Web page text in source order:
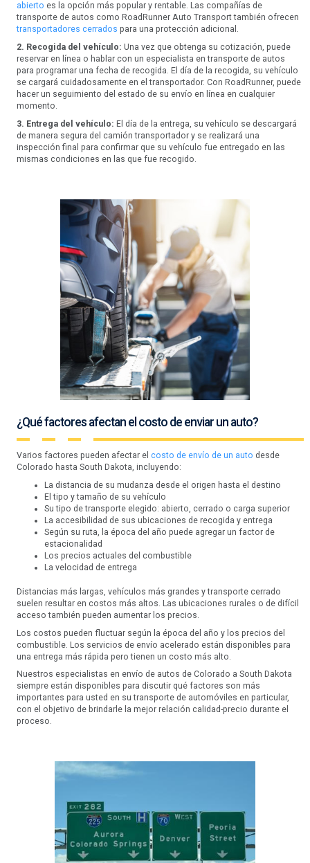
abierto es la opción más popular y rentable. Las compañías de
transporte de autos como RoadRunner Auto Transport también ofrecen
transportadores cerrados para una protección adicional.
2. Recogida del vehículo: Una vez que obtenga su cotización, puede
reservar en línea o hablar con un especialista en transporte de autos
para programar una fecha de recogida. El día de la recogida, su vehículo
se cargará cuidadosamente en el transportador. Con RoadRunner, puede
hacer un seguimiento del estado de su envío en línea en cualquier
momento.
3. Entrega del vehículo: El día de la entrega, su vehículo se descargará
de manera segura del camión transportador y se realizará una
inspección final para confirmar que su vehículo fue entregado en las
mismas condiciones en las que fue recogido.
¿Qué factores afectan el costo de enviar un auto?
Varios factores pueden afectar el costo de envío de un auto desde
Colorado hasta South Dakota, incluyendo:
La distancia de su mudanza desde el origen hasta el destino
El tipo y tamaño de su vehículo
Su tipo de transporte elegido: abierto, cerrado o carga superior
La accesibilidad de sus ubicaciones de recogida y entrega
Según su ruta, la época del año puede agregar un factor de
estacionalidad
Los precios actuales del combustible
La velocidad de entrega
Distancias más largas, vehículos más grandes y transporte cerrado
suelen resultar en costos más altos. Las ubicaciones rurales o de difícil
acceso también pueden aumentar los precios.
Los costos pueden fluctuar según la época del año y los precios del
combustible. Los servicios de envío acelerado están disponibles para
una entrega más rápida pero tienen un costo más alto.
Nuestros especialistas en envío de autos de Colorado a South Dakota
siempre están disponibles para discutir qué factores son más
importantes para usted en su transporte de automóviles en particular,
con el objetivo de brindarle la mejor relación calidad-precio durante el
proceso.